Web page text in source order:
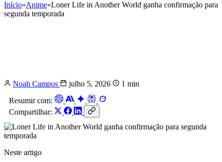
Início»Anime»Loner Life in Another World ganha confirmação para
segunda temporada
Noah Campos julho 5, 2026
1 min
Resumir com:
Compartilhar:
Neste artigo